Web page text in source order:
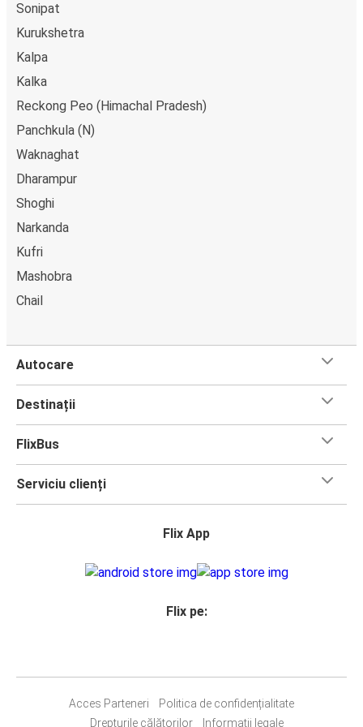
pe ruta Solan, poți alege între diferite metode sigure de
plată online, cum ar fi card de credit, PayPal, Google și
Apple Pay. Alternativ, poți plăti în numerar la bordul
Sonipat
Kurukshetra
Kalpa
Kalka
Reckong Peo (Himachal Pradesh)
Panchkula (N)
Waknaghat
Dharampur
Shoghi
Narkanda
Kufri
Mashobra
Chail
Autocare
Destinații
FlixBus
Serviciu clienți
Flix App
Flix pe:
Acces Parteneri
Politica de confidențialitate
Drepturile călătorilor
Informații legale